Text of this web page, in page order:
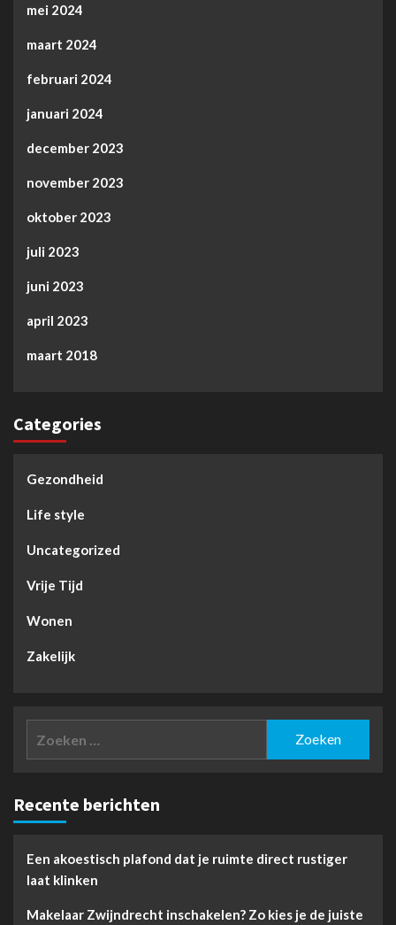
mei 2024
maart 2024
februari 2024
januari 2024
december 2023
november 2023
oktober 2023
juli 2023
juni 2023
april 2023
maart 2018
Categories
Gezondheid
Life style
Uncategorized
Vrije Tijd
Wonen
Zakelijk
Recente berichten
Een akoestisch plafond dat je ruimte direct rustiger
laat klinken
Makelaar Zwijndrecht inschakelen? Zo kies je de juiste